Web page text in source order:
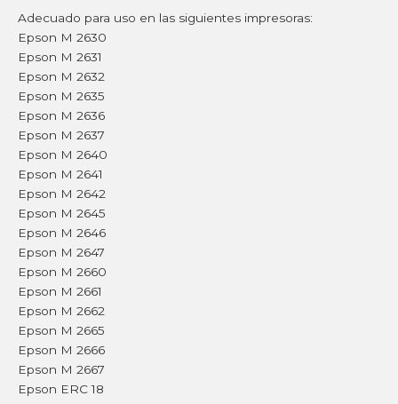
Adecuado para uso en las siguientes impresoras:
Epson M 2630
Epson M 2631
Epson M 2632
Epson M 2635
Epson M 2636
Epson M 2637
Epson M 2640
Epson M 2641
Epson M 2642
Epson M 2645
Epson M 2646
Epson M 2647
Epson M 2660
Epson M 2661
Epson M 2662
Epson M 2665
Epson M 2666
Epson M 2667
Epson ERC 18